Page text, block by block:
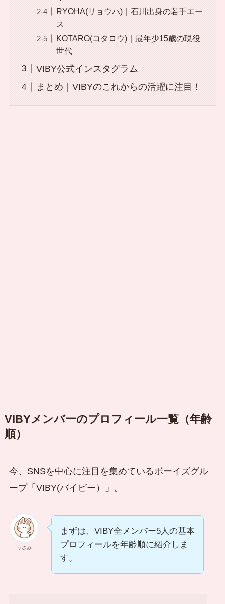
RYOHA(リョウハ)｜石川出身の若手エー
ス
KOTARO(コタロウ)｜最年少15歳の現役
世代
VIBY公式インスタグラム
まとめ｜VIBYのこれからの活躍に注目！
VIBYメンバーのプロフィール一覧（年齢
順）
今、SNSを中心に注目を集めているボーイズグル
ープ「VIBY(バイビー）」。
うさみ
まずは、VIBY全メンバー5人の基本
プロフィールを年齢順に紹介しま
す。